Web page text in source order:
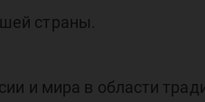
страны.
и мира в области